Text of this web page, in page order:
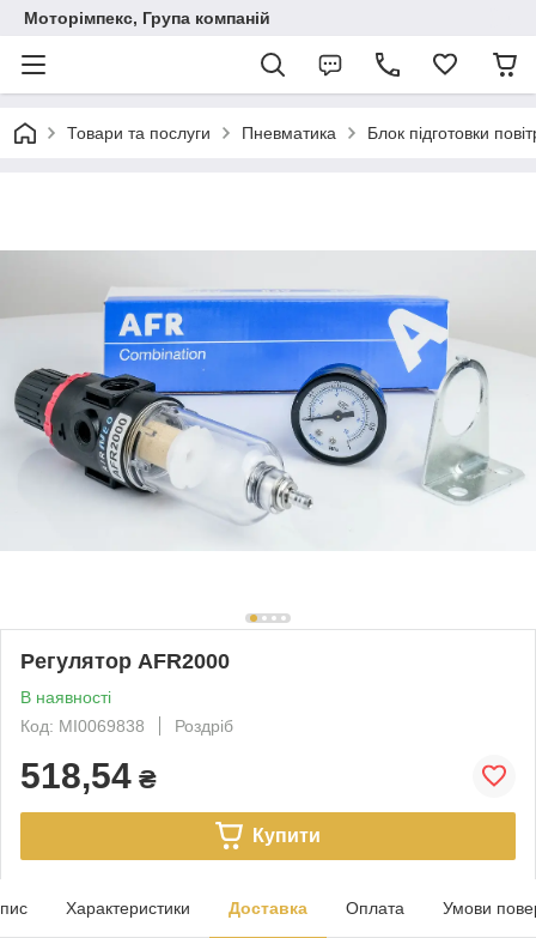
Моторімпекс, Група компаній
Товари та послуги Пневматика Блок підготовки
Регулятор AFR2000
В наявності
Код: MI0069838
Роздріб
518,54 ₴
Купити
Характеристики Доставка Оплата Умови